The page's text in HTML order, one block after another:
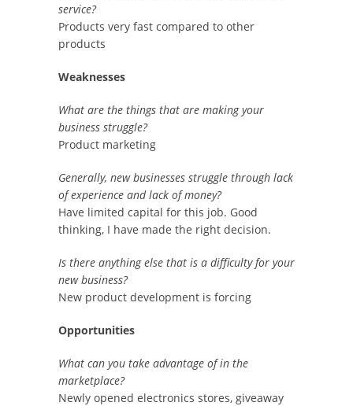
service?
Products very fast compared to other
products
Weaknesses
What are the things that are making your
business struggle?
Product marketing
Generally, new businesses struggle through lack
of experience and lack of money?
Have limited capital for this job. Good
thinking, I have made the right decision.
Is there anything else that is a difficulty for your
new business?
New product development is forcing
Opportunities
What can you take advantage of in the
marketplace?
Newly opened electronics stores, giveaway